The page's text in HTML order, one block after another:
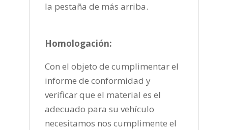
la pestaña de más arriba.
Homologación:
Con el objeto de cumplimentar el
informe de conformidad y
verificar que el material es el
adecuado para su vehículo
necesitamos nos cumplimente el